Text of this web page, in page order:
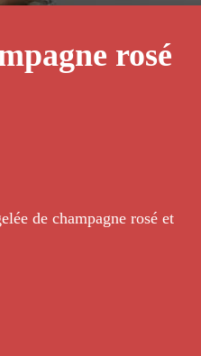
rosé
de champagne rosé et